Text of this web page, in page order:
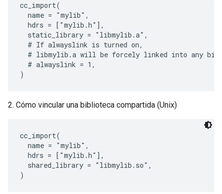
cc_import(
  name = "mylib",
  hdrs = ["mylib.h"],
  static_library = "libmylib.a",
  # If alwayslink is turned on,
# libmylib.a will be forcely linked into any
  # alwayslink = 1,
2. Cómo vincular una biblioteca compartida (Unix)
cc_import(
  name = "mylib",
  hdrs = ["mylib.h"],
  shared_library = "libmylib.so",